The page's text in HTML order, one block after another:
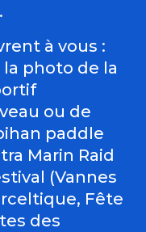
à vous :
photo de la
ou de
paddle
Marin Raid
(Vannes
Fête
des